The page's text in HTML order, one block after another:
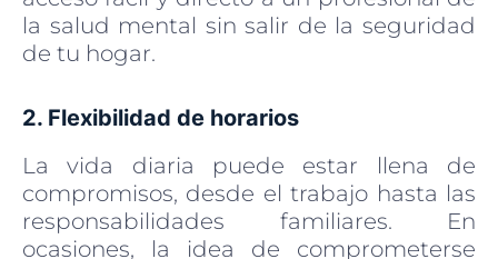
la salud mental sin salir de la seguridad
de tu hogar.
2. Flexibilidad de horarios
La vida diaria puede estar llena de
compromisos, desde el trabajo hasta las
responsabilidades familiares. En
ocasiones, la idea de comprometerse